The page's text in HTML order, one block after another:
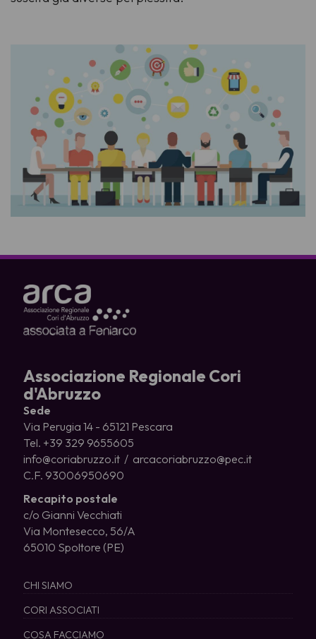
Associazione Regionale Cori
d'Abruzzo
Sede
Via Perugia 14 - 65121 Pescara
Tel. +39 329 9655605
info@coriabruzzo.it / arcacoriabruzzo@pec.it
C.F. 93006950690
Recapito postale
c/o Gianni Vecchiati
Via Montesecco, 56/A
65010 Spoltore (PE)
CHI SIAMO
CORI ASSOCIATI
COSA FACCIAMO